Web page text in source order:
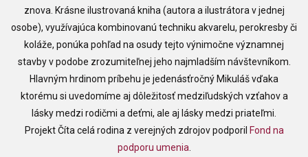
znova. Krásne ilustrovaná kniha (autora a ilustrátora v jednej
osobe), využívajúca kombinovanú techniku akvarelu, perokresby či
koláže, ponúka pohľad na osudy tejto výnimočne významnej
stavby v podobe zrozumiteľnej jeho najmladším návštevníkom.
Hlavným hrdinom príbehu je jedenásťročný Mikuláš vďaka
ktorému si uvedomíme aj dôležitosť medziľudských vzťahov a
lásky medzi rodičmi a deťmi, ale aj lásky medzi priateľmi.
Projekt Číta celá rodina z verejných zdrojov podporil Fond na
podporu umenia.